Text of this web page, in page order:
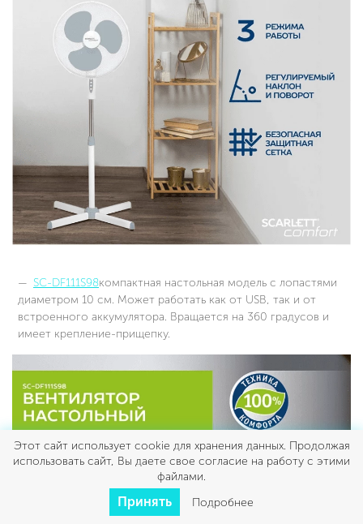
SC-DF111S98компактная настольная модель с лопастями
диаметром 10 см. Может работать как от USB, так и от
встроенного аккумулятора. Вращается на 360 градусов и
имеет крепление-прищепку.
Этот сайт использует cookie для хранения данных. Продолжая
использовать сайт, Вы даете свое согласие на работу с этими
файлами.
Принять Подробнее